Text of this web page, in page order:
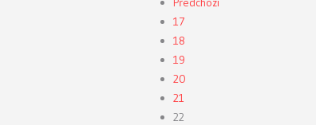
17
18
19
20
21
22